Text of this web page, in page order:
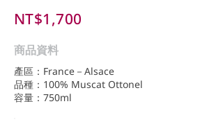
NT$1,700
商品資料
產區：France－Alsace
品種：100% Muscat Ottonel
容量：750ml